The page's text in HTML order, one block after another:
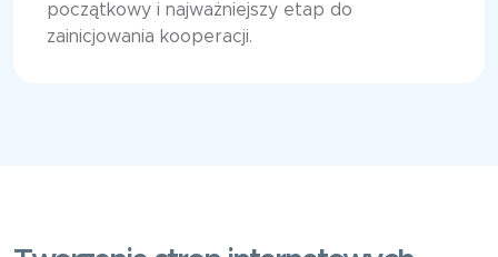
początkowy i najważniejszy etap do
zainicjowania kooperacji.